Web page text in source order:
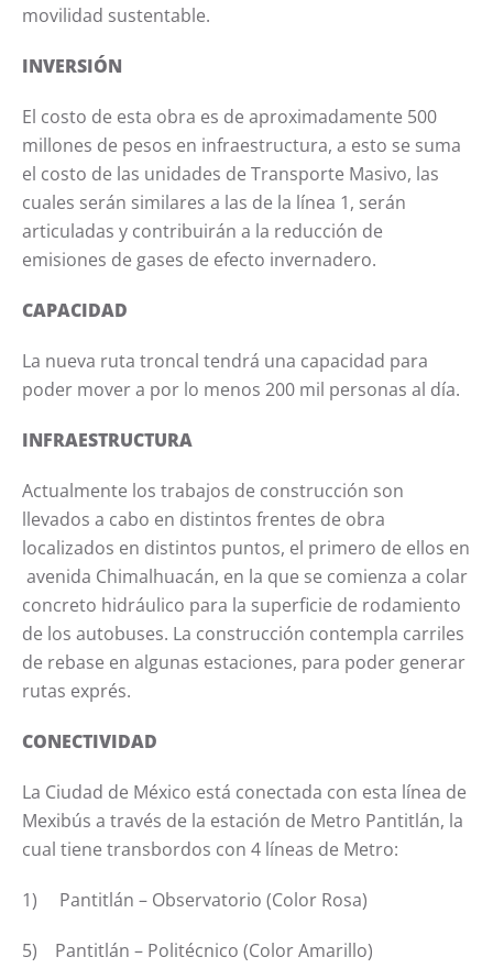
movilidad sustentable.
INVERSIÓN
El costo de esta obra es de aproximadamente 500
millones de pesos en infraestructura, a esto se suma
el costo de las unidades de Transporte Masivo, las
cuales serán similares a las de la línea 1, serán
articuladas y contribuirán a la reducción de
emisiones de gases de efecto invernadero.
CAPACIDAD
La nueva ruta troncal tendrá una capacidad para
poder mover a por lo menos 200 mil personas al día.
INFRAESTRUCTURA
Actualmente los trabajos de construcción son
llevados a cabo en distintos frentes de obra
localizados en distintos puntos, el primero de ellos en
avenida Chimalhuacán, en la que se comienza a colar
concreto hidráulico para la superficie de rodamiento
de los autobuses. La construcción contempla carriles
de rebase en algunas estaciones, para poder generar
rutas exprés.
CONECTIVIDAD
La Ciudad de México está conectada con esta línea de
Mexibús a través de la estación de Metro Pantitlán, la
cual tiene transbordos con 4 líneas de Metro:
1) Pantitlán – Observatorio (Color Rosa)
5) Pantitlán – Politécnico (Color Amarillo)